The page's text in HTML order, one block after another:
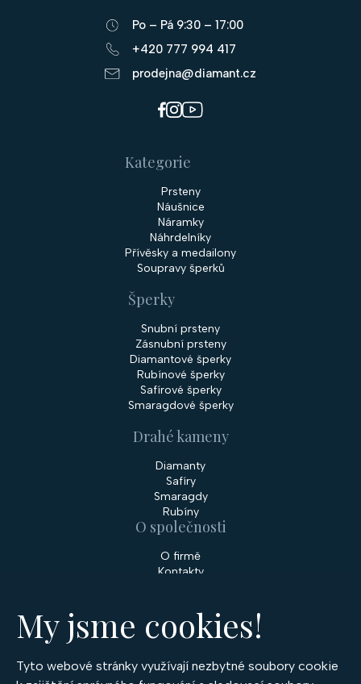
My jsme cookies!
Tyto webové stránky využívají nezbytné soubory cookie
Po – Pá 9:30 – 17:00
+420 777 994 417
prodejna@diamant.cz
Kategorie
Prsteny
Náušnice
Náramky
Náhrdelníky
Přívěsky a medailony
Soupravy šperků
Šperky
Snubní prsteny
Zásnubní prsteny
Diamantové šperky
Rubínové šperky
Safírové šperky
Smaragdové šperky
Drahé kameny
Diamanty
Safíry
Smaragdy
Rubíny
O společnosti
O firmě
Kontakty
Služby
Zakázková výroba šperků
Nakupování